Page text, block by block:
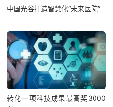
中国光谷打造智慧化“未来医院”
转化一项科技成果最高奖3000